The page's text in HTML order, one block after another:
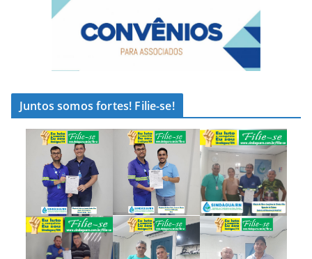
Juntos somos fortes! Filie-se!